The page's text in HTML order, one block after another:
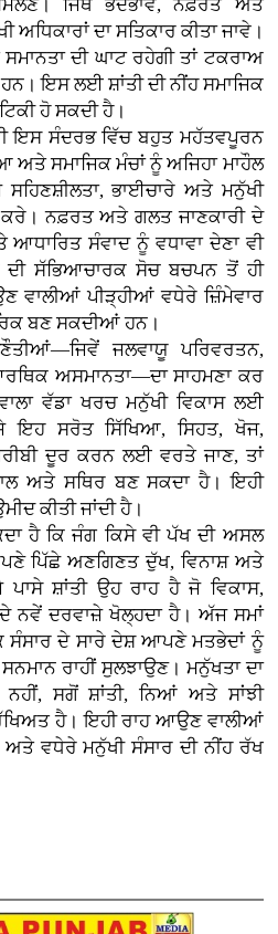
ਜਿੱਥੇ ਭੇਦਭਾਵ, ਨਫ਼ਰਤ ਅਤੇ
ਦਾ ਸਤਿਕਾਰ ਕੀਤਾ ਜਾਵੇ।
ਦੀ ਘਾਟ ਰਹੇਗੀ ਤਾਂ ਟਕਰਾਅ
ਇਸ ਲਈ ਸ਼ਾਂਤੀ ਦੀ ਨੀਂਹ ਸਮਾਜਿਕ
ਹੋ ਸਕਦੀ ਹੈ।
ਇਸ ਸੰਦਰਭ ਵਿੱਚ ਬਹੁਤ ਮਹੱਤਵਪੂਰਨ
ਅਤੇ ਸਮਾਜਿਕ ਮੰਚਾਂ ਨੂੰ ਅਜਿਹਾ ਮਾਹੌਲ
ਭਾਈਚਾਰੇ ਅਤੇ ਮਨੁੱਖੀ
ਕਰੇ। ਨਫ਼ਰਤ ਅਤੇ ਗਲਤ ਜਾਣਕਾਰੀ ਦੇ
ਸੰਵਾਦ ਨੂੰ ਵਧਾਵਾ ਦੇਣਾ ਵੀ
ਦੀ ਸੱਭਿਆਚਾਰਕ ਸੋਚ ਬਚਪਨ ਤੋਂ ਹੀ
ਵਾਲੀਆਂ ਪੀੜ੍ਹੀਆਂ ਵਧੇਰੇ ਜ਼ਿੰਮੇਵਾਰ
ਬਣ ਸਕਦੀਆਂ ਹਨ।
ਜਲਵਾਯੂ ਪਰਿਵਰਤਨ,
ਅਸਮਾਨਤਾ—ਦਾ ਸਾਹਮਣਾ ਕਰ
ਵੱਡਾ ਖਰਚ ਮਨੁੱਖੀ ਵਿਕਾਸ ਲਈ
ਇਹ ਸਰੋਤ ਸਿੱਖਿਆ, ਸਿਹਤ, ਖੋਜ,
ਦੂਰ ਕਰਨ ਲਈ ਵਰਤੇ ਜਾਣ, ਤਾਂ
ਅਤੇ ਸਥਿਰ ਬਣ ਸਕਦਾ ਹੈ। ਇਹੀ
ਕੀਤੀ ਜਾਂਦੀ ਹੈ।
ਹੈ ਕਿ ਜੰਗ ਕਿਸੇ ਵੀ ਪੱਖ ਦੀ ਅਸਲ
ਪਿੱਛੇ ਅਣਗਿਣਤ ਦੁੱਖ, ਵਿਨਾਸ਼ ਅਤੇ
ਪਾਸੇ ਸ਼ਾਂਤੀ ਉਹ ਰਾਹ ਹੈ ਜੋ ਵਿਕਾਸ,
ਨਵੇਂ ਦਰਵਾਜ਼ੇ ਖੋਲ੍ਹਦਾ ਹੈ। ਅੱਜ ਸਮਾਂ
ਸੰਸਾਰ ਦੇ ਸਾਰੇ ਦੇਸ਼ ਆਪਣੇ ਮਤਭੇਦਾਂ ਨੂੰ
ਰਾਹੀਂ ਸੁਲਝਾਉਣ। ਮਨੁੱਖਤਾ ਦਾ
ਸਗੋਂ ਸ਼ਾਂਤੀ, ਨਿਆਂ ਅਤੇ ਸਾਂਝੀ
ਹੈ। ਇਹੀ ਰਾਹ ਆਉਣ ਵਾਲੀਆਂ
ਵਧੇਰੇ ਮਨੁੱਖੀ ਸੰਸਾਰ ਦੀ ਨੀਂਹ ਰੱਖ